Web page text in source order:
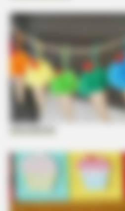
BUZZ DAY
Rumors About Tiger Wood's